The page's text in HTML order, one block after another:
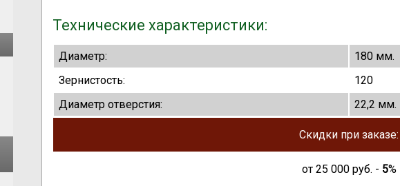
Технические характеристики:
Диаметр:
180 мм.
Зернистость:
120
Диаметр отверстия:
22,2 мм.
Скидки при заказе:
от 25 000руб. - 5%